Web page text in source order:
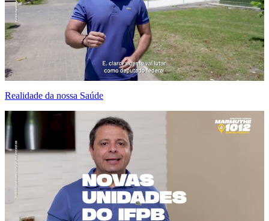
Realidade da nossa Saúde